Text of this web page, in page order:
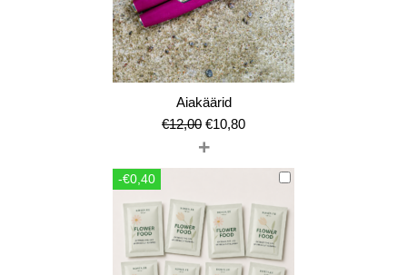
Aiakäärid
€12,00 Algne
hind
oli:
€10,80Current
is:
€10,80.
+
-€0,40